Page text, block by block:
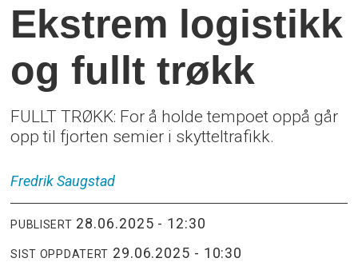
Ekstrem logistikk
og fullt trøkk
FULLT TRØKK: For å holde tempoet oppå går
opp til fjorten semier i skytteltrafikk.
Fredrik Saugstad
PUBLISERT 28.06.2025 - 12:30
SIST OPPDATERT 29.06.2025 - 10:30